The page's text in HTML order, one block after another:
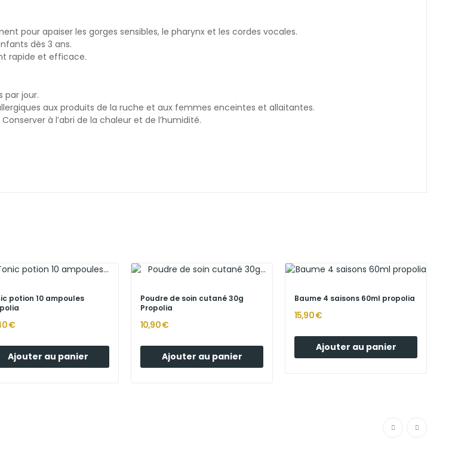
pour apaiser les gorges sensibles, le pharynx et les cordes vocales.
dès 3 ans.
rapide et efficace.
par jour.
aux produits de la ruche et aux femmes enceintes et allaitantes.
à l’abri de la chaleur et de l’humidité.
potion 10 ampoules
€
Ajouter au panier
Poudre de soin cutané 30g
Propolia
10,90 €
Ajouter au panier
Baume 4 saisons 60ml propolia
15,90 €
Ajouter au panier